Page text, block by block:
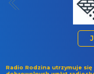
Radio Rodzina utrzymuje się